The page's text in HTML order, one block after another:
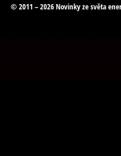
© 2011 – 2026 Novinky ze světa